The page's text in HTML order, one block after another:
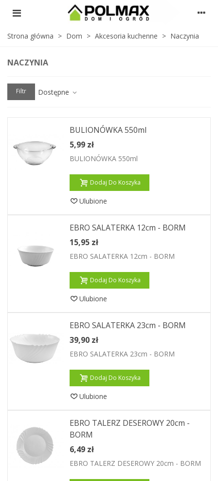
Strona główna > Dom > Akcesoria kuchenne > Naczynia
NACZYNIA
Filtr Dostępne
BULIONÓWKA 550ml
5,99 zł
BULIONÓWKA 550ml
Dodaj Do Koszyka
Ulubione
EBRO SALATERKA 12cm - BORM
15,95 zł
EBRO SALATERKA 12cm - BORM
Dodaj Do Koszyka
Ulubione
EBRO SALATERKA 23cm - BORM
39,90 zł
EBRO SALATERKA 23cm - BORM
Dodaj Do Koszyka
Ulubione
EBRO TALERZ DESEROWY 20cm -
BORM
6,49 zł
EBRO TALERZ DESEROWY 20cm - BORM